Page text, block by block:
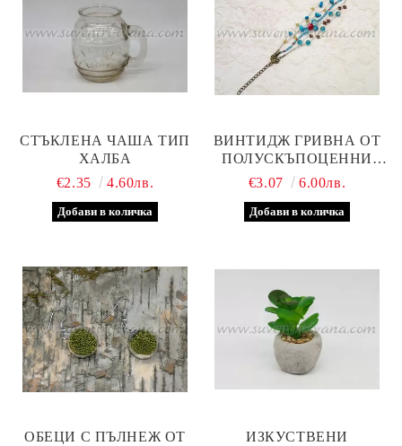
СТЪКЛЕНА ЧАША ТИП
ХАЛБА
€2.35
4.60лв.
ВИНТИДЖ ГРИВНА ОТ
ПОЛУСКЪПОЦЕННИ
КАМЪНИ И СТЪКЛЕНИ
€3.07 6.00лв.
ОБЕЦИ С ПЪЛНЕЖ ОТ
ИЗКУСТВЕНИ